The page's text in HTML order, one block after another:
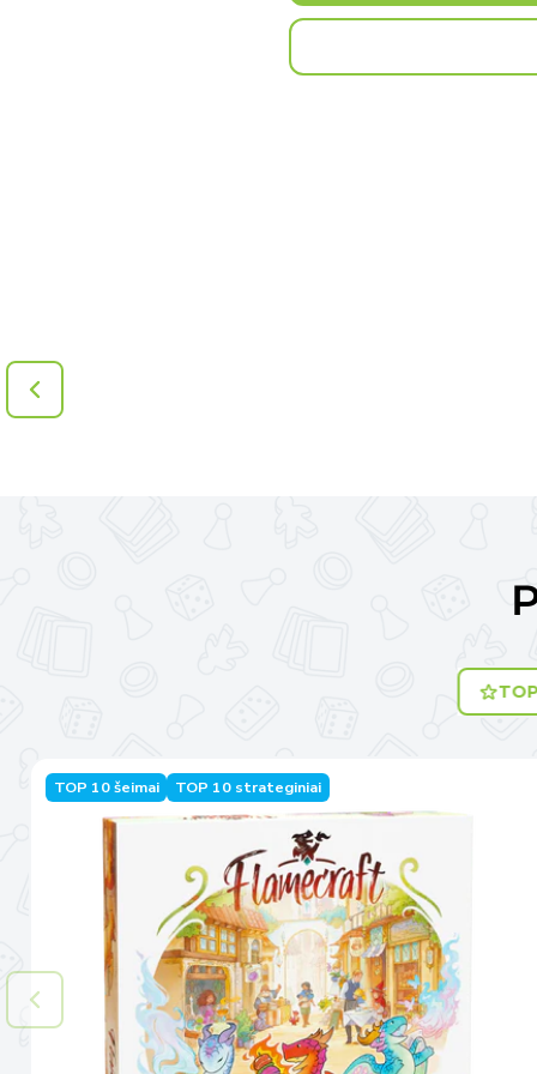
TOP 10 šeimai TOP 10 strateginiai